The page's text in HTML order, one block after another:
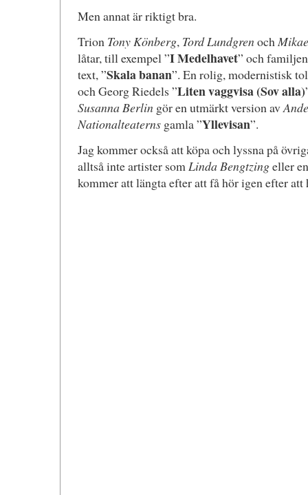
Men annat är riktigt bra.
Trion Tony Könberg, Tord Lundgrenoch
låtar, till exempel ”I Medelhavet” och
text, ”Skala banan”. En rolig, modernistisk
och Georg Riedels ”Liten vaggvisa (Sov alla)
Susanna Berlingör en utmärkt version av
Nationalteaternsgamla ”Yllevisan”.
Jag kommer också att köpa och lyssna på
alltså inte artister somLinda Bengtzingeller
kommer att längta efter att få hör igen efter att